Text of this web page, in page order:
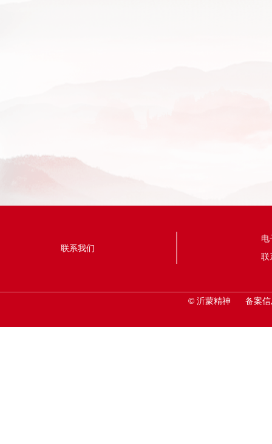
联系我们
电
联
©沂蒙精神 备案信